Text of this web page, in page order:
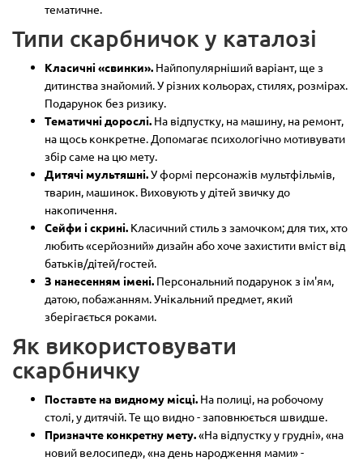
тематичне.
Типи скарбничок у каталозі
Класичні «свинки». Найпопулярніший варіант, ще з
дитинства знайомий. У різних кольорах, стилях, розмірах.
Подарунок без ризику.
Тематичні дорослі. На відпустку, на машину, на ремонт,
на щось конкретне. Допомагає психологічно мотивувати
збір саме на цю мету.
Дитячі мультяшні.У формі персонажів мультфільмів,
тварин, машинок. Виховують у дітей звичку до
накопичення.
Сейфи і скрині. Класичний стиль з замочком; для тих, хто
любить «серйозний» дизайн або хоче захистити вміст від
батьків/дітей/гостей.
З нанесенням імені. Персональний подарунок з ім'ям,
датою, побажанням. Унікальний предмет, який
зберігається роками.
Як використовувати
скарбничку
Поставте на видному місці. На полиці, на робочому
столі, у дитячій. Те що видно - заповнюється швидше.
Призначте конкретну мету.«На відпустку у грудні», «на
новий велосипед», «на день народження мами» -